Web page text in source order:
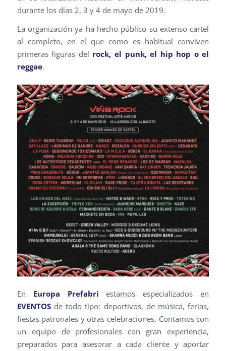
durante los días 2, 3 y 4 de mayo de 2019.
La organización ya ha hecho público su extenso cartel
al completo, en el que como es habitual conviven
primeras figuras del rock, el punk, el hip hop o el
reggae.
En Europa Prefabri estamos especializados en
EVENTOSde todo tipo: deportivos, de música, ferias,
fiestas patronales y otras celebraciones. Contamos con
un equipo de profesionales con gran experiencia,
preparados para asesorar a cada cliente y aportar